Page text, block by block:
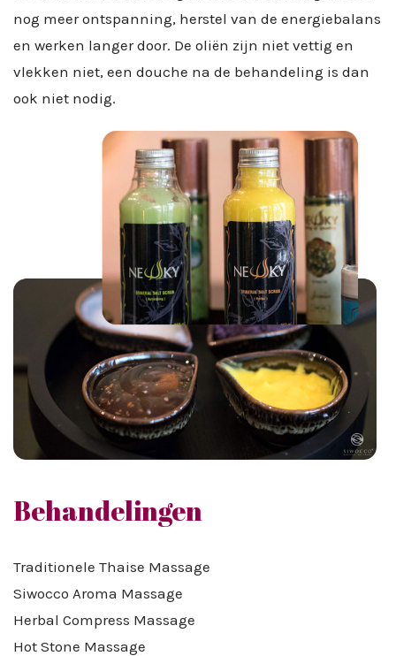
nog meer ontspanning, herstel van de energiebalans
en werken langer door. De oliën zijn niet vettig en
vlekken niet, een douche na de behandeling is dan
ook niet nodig.
Behandelingen
Traditionele Thaise Massage
Siwocco Aroma Massage
Herbal Compress Massage
Hot Stone Massage